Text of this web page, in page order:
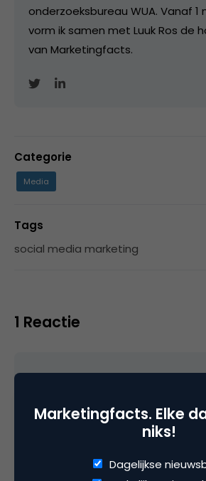
onderzoeksbureau WUA. Vanaf 1
vorm ik samen met Luuk Ros de
van Marketingfacts.
Categorie
Media
Tags
social media marketing
1 Reactie
Zoals iemand ooit zei: mannen
Marketingfacts. Elke
niks!
Dagelijkse